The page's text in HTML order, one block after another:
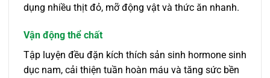
dụng nhiều thịt đỏ, mỡ động vật và thức ăn nhanh.
Vận động thể chất
Tập luyện đều đặn kích thích sản sinh hormone sinh
dục nam, cải thiện tuần hoàn máu và tăng sức bền